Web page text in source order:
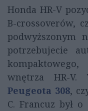
Honda HR-V
B-crossoverów,
podwyższonym
potrzebujecie
wnętrza HR-V.
Peugeota 308,
C. Francuz był